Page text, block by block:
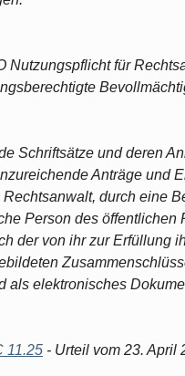
Nutzungspflicht für
Schriftsätze und deren
Anträge und
durch eine
Person des öffentlichen
der von ihr zur Erfüllung
als elektronisches
11.25 - Urteil vom 23. April